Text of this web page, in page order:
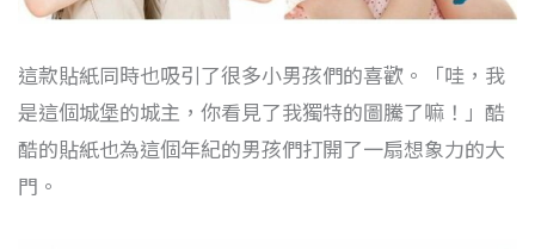
這款貼紙同時也吸引了很多小男孩們的喜歡。「哇，我
是這個城堡的城主，你看見了我獨特的圖騰了嘛！」酷
酷的貼紙也為這個年紀的男孩們打開了一扇想象力的大
門。